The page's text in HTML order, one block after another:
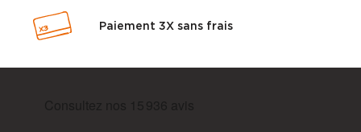
Paiement 3X sans frais